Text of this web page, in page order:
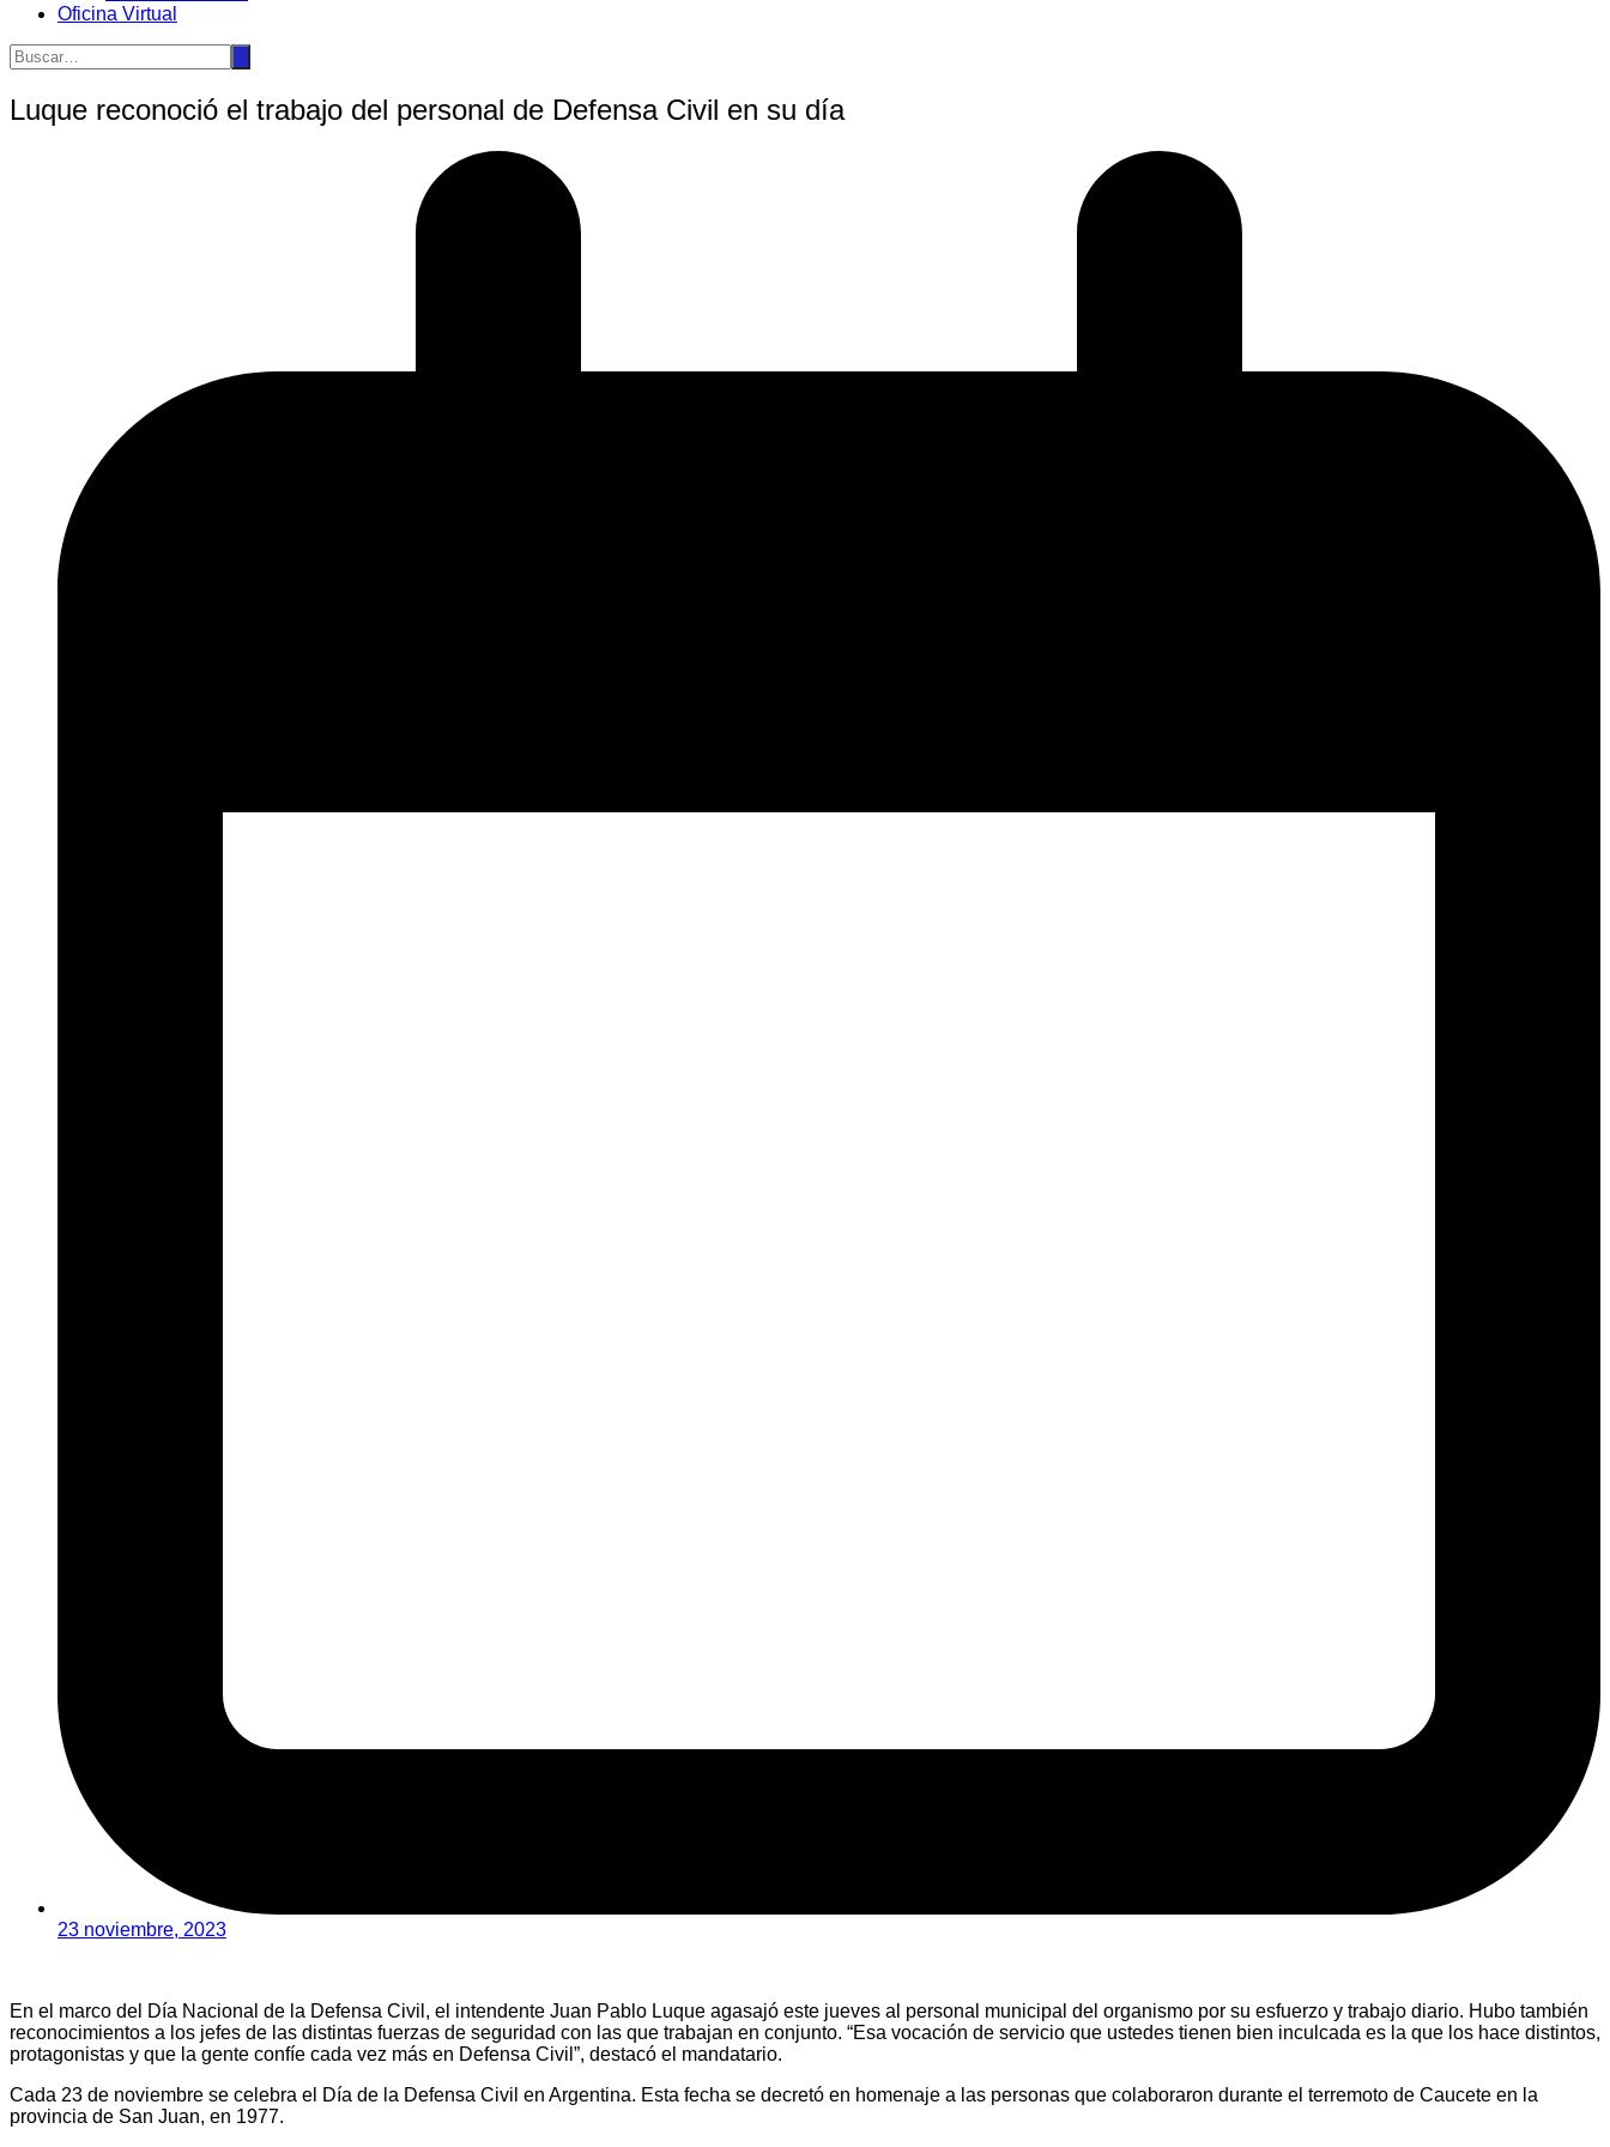
Oficina Virtual
Luque reconoció el trabajo del personal de Defensa Civil en su día
23 noviembre, 2023
En el marco del Día Nacional de la Defensa Civil, el intendente Juan Pablo Luque agasajó este jueves al personal municipal del organismo por su esfuerzo y trabajo diario. Hubo también
reconocimientos a los jefes de las distintas fuerzas de seguridad con las que trabajan en conjunto. “Esa vocación de servicio que ustedes tienen bien inculcada es la que los hace distintos,
protagonistas y que la gente confíe cada vez más en Defensa Civil”, destacó el mandatario.
Cada 23 de noviembre se celebra el Día de la Defensa Civil en Argentina. Esta fecha se decretó en homenaje a las personas que colaboraron durante el terremoto de Caucete en la
provincia de San Juan, en 1977.